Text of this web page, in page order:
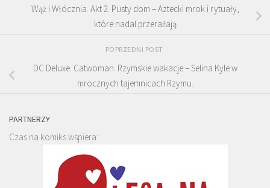
Wąż i Włócznia. Akt 2. Pusty dom – Aztecki mrok i rytuały,
które nadal przerażają
POPRZEDNI POST
DC Deluxe. Catwoman. Rzymskie wakacje – Selina Kyle w
mrocznych tajemnicach Rzymu.
PARTNERZY
Czas na komiks wspiera: